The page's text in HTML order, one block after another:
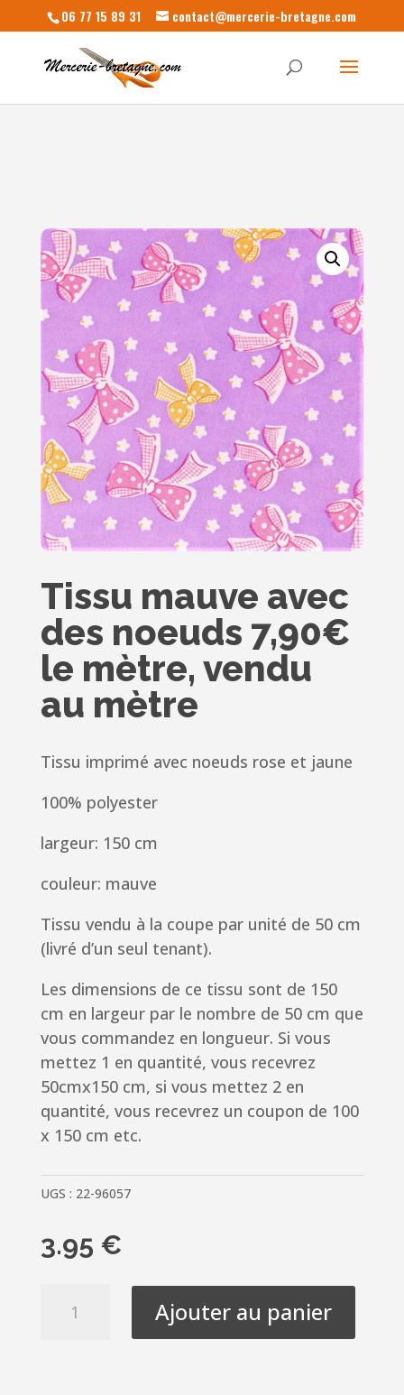
06 77 15 89 31 contact@mercerie-bretagne.com
Tissu mauve avec
des noeuds 7,90€
le mètre, vendu
au mètre
Tissu imprimé avec noeuds rose et jaune
100% polyester
largeur: 150 cm
couleur: mauve
Tissu vendu à la coupe par unité de 50 cm
(livré d’un seul tenant).
Les dimensions de ce tissu sont de 150
cm en largeur par le nombre de 50 cm que
vous commandez en longueur. Si vous
mettez 1 en quantité, vous recevrez
50cmx150 cm, si vous mettez 2 en
quantité, vous recevrez un coupon de 100
x 150 cm etc.
UGS : 22-96057
3.95 €
Ajouter au panier